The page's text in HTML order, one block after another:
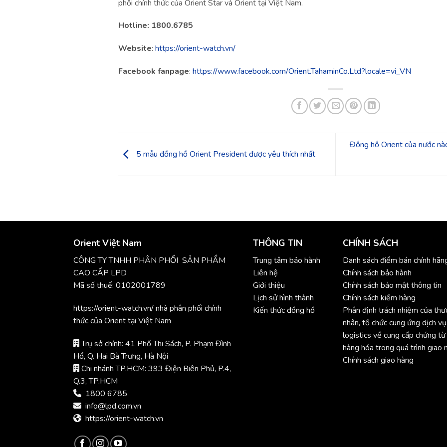
phối chính thức của Orient Star và Orient tại Việt Nam.
Hotline: 1800.6785
Website: https://orient-watch.vn/
Facebook fanpage: https://www.facebook.com/Orient.TahaminCo.Ltd?locale=vi_VN
5 mẫu đồng hồ Orient President được yêu thích nhất
Đồng hồ Orient của nước
Orient Việt Nam
CÔNG TY TNHH PHÂN PHỐI SẢN PHẨM
CAO CẤP LPD
Mã số thuế: 0102001789
https://orient-watch.vn/ nhà phân phối chính
thức của Orient tại Việt Nam
Trụ sở chính: 41 Phố Thi Sách, P. Phạm Đình
Hổ, Q. Hai Bà Trưng, Hà Nội
Chi nhánh TP.HCM: 393 Điện Biên Phủ, P.4,
Q.3, TP.HCM
1800 6785
info@lpd.com.vn
https://orient-watch.vn
THÔNG TIN
Trung tâm bảo hành
Liên hệ
Giới thiệu
Lịch sử hình thành
Kiến thức đồng hồ
CHÍNH SÁCH
Danh sách điểm bán chính
Chính sách bảo hành
Chính sách bảo mật thông tin
Chính sách kiểm hàng
Phân định trách nhiệm của
nhân, tổ chức cung ứng dịch vụ
logistics về cung cấp chứng từ
hàng hóa trong quá trình giao
Chính sách giao hàng